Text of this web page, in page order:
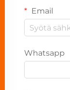
Email
Whatsapp